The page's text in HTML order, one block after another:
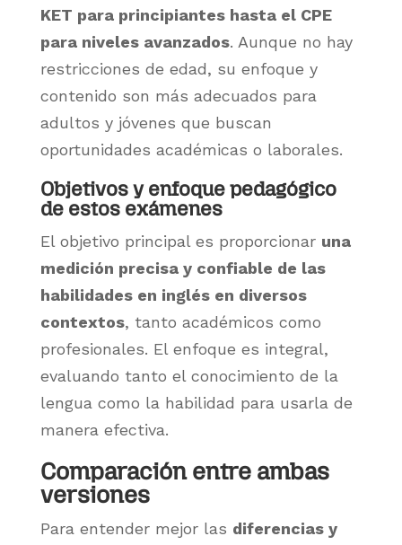
KET para principiantes hasta el CPE
para niveles avanzados. Aunque no hay
restricciones de edad, su enfoque y
contenido son más adecuados para
adultos y jóvenes que buscan
oportunidades académicas o laborales.
Objetivos y enfoque pedagógico
de estos exámenes
El objetivo principal es proporcionar una
medición precisa y confiable de las
habilidades en inglés en diversos
contextos, tanto académicos como
profesionales. El enfoque es integral,
evaluando tanto el conocimiento de la
lengua como la habilidad para usarla de
manera efectiva.
Comparación entre ambas
versiones
Para entender mejor las diferencias y